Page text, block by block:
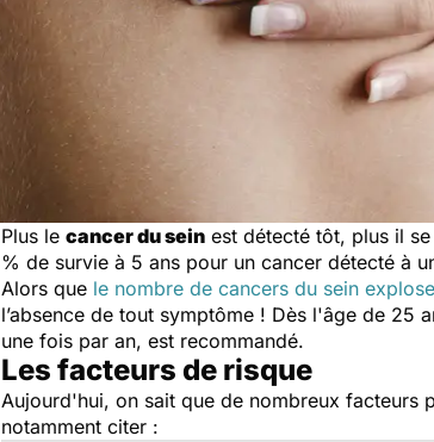
Plus le cancer du sein est détecté tôt, plus il
% de survie à 5 ans pour un cancer détecté à
Alors que le nombre de cancers du sein
l’absence de tout symptôme ! Dès l'âge de 25
une fois par an, est recommandé.
Les facteurs de risque
Aujourd'hui, on sait que de nombreux facteurs
notamment citer :